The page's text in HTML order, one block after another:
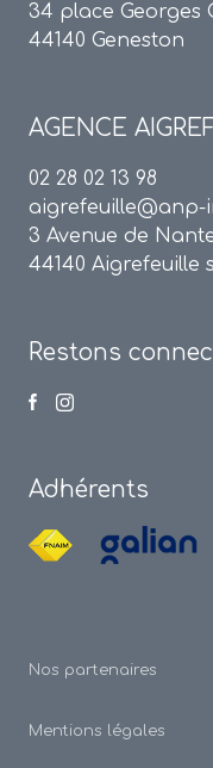
34 place Georges
44140 Geneston
AGENCE
02 28 02 13 98
aigrefeuille@anp-
3 Avenue de
44140 Aigrefeuille
Restons
Adhérents
Nos partenaires
Mentions légales